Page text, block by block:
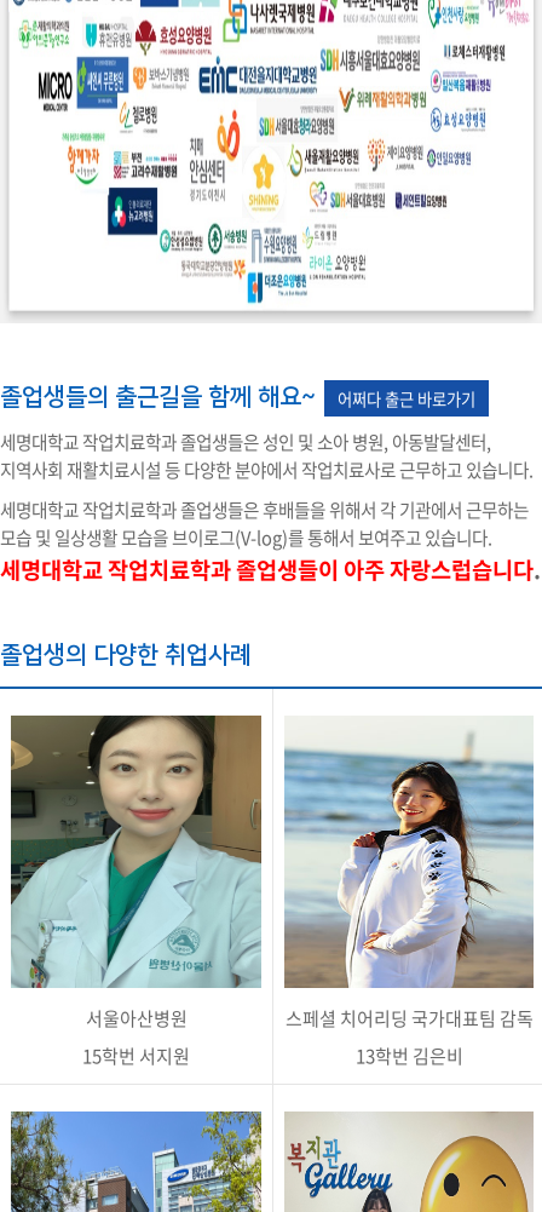
졸업생들의 출근길을 함께 해요~ 어쩌다 출근 바로가기
세명대학교 작업치료학과 졸업생들은 성인 및 소아 병원, 아동발달센터,
지역사회 재활치료시설 등 다양한 분야에서 작업치료사로 근무하고 있습니다.
세명대학교 작업치료학과 졸업생들은 후배들을 위해서 각 기관에서 근무하는
모습 및 일상생활 모습을 브이로그(V-log)를 통해서 보여주고 있습니다.
세명대학교 작업치료학과 졸업생들이 아주 자랑스럽습니다.
졸업생의 다양한 취업사례
서울아산병원
15학번 서지원
스페셜 치어리딩 국가대표팀 감독
13학번 김은비